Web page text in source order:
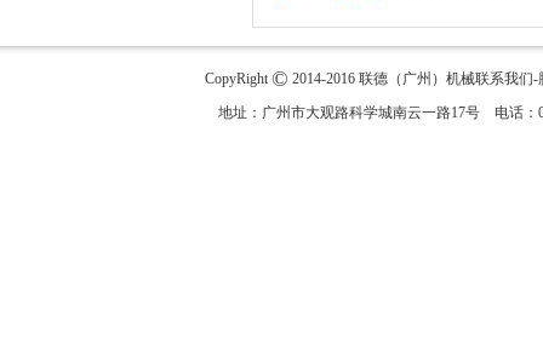
CopyRight © 2014-2016 联德（广州）机械联系我们-
地址：广州市大观路科学城南云一路17号 电话：